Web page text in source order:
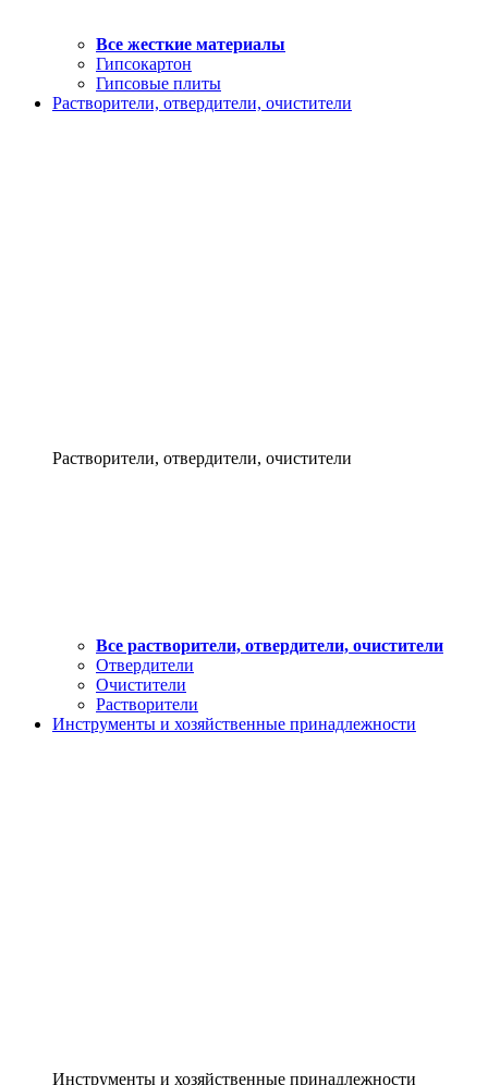
Все жесткие материалы
Гипсокартон
Гипсовые плиты
Растворители, отвердители, очистители
Растворители, отвердители, очистители
Все растворители, отвердители, очистители
Отвердители
Очистители
Растворители
Инструменты и хозяйственные принадлежности
Инструменты и хозяйственные принадлежности